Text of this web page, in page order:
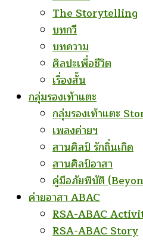
The Storytelling
บทกวี
บทความ
ศิลปะเพื่อชีวิต
เรื่องสั้น
กลุ่มรองเท้าแตะ
กลุ่มรองเท้าแตะ
เพลงค่ายฯ
สานศิลป์ รักถิ่นเกิด
สานศิลป์อาสา
คู่มือภัยพิบัติ
ค่ายอาสา ABAC
RSA-ABAC
RSA-ABAC Story